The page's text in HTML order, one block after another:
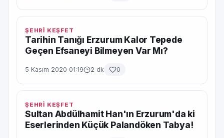
ŞEHRİ KEŞFET
Tarihin Tanığı Erzurum Kalor Tepede
Geçen Efsaneyi Bilmeyen Var Mı?
5 Kasım 2020 01:19 2 dk 0
ŞEHRİ KEŞFET
Sultan Abdülhamit Han'ın Erzurum'da ki
Eserlerinden Küçük Palandöken Tabya!